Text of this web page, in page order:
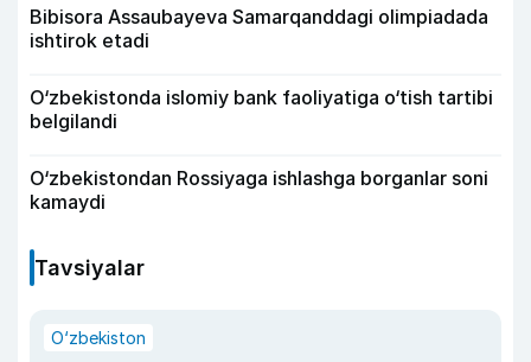
Bibisora Assaubayeva Samarqanddagi olimpiadada
ishtirok etadi
O‘zbekistonda islomiy bank faoliyatiga o‘tish tartibi
belgilandi
O‘zbekistondan Rossiyaga ishlashga borganlar soni
kamaydi
Tavsiyalar
O‘zbekiston